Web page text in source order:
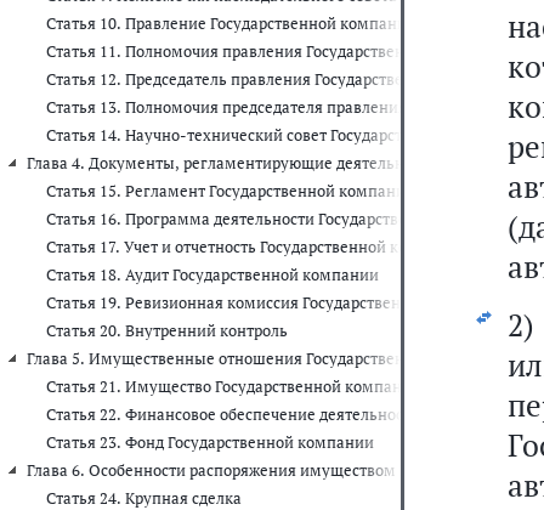
Статья 10. Правление Государственной компании
Статья 11. Полномочия правления Государственной компании
Статья 12. Председатель правления Государственной компании
Статья 13. Полномочия председателя правления
Статья 14. Научно-технический совет Государственной компании
Глава 4. Документы, регламентирующие деятельность
Статья 15. Регламент Государственной компании
Статья 16. Программа деятельности Государственной
Статья 17. Учет и отчетность Государственной компании
Статья 18. Аудит Государственной компании
Статья 19. Ревизионная комиссия Государственной компании
Статья 20. Внутренний контроль
Глава 5. Имущественные отношения Государственной компании и
Статья 21. Имущество Государственной компании
Статья 22. Финансовое обеспечение деятельности
Статья 23. Фонд Государственной компании
Глава 6. Особенности распоряжения имуществом Государственной
Статья 24. Крупная сделка